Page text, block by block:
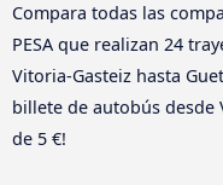
Compara todas las
PESA que realizan 24
Vitoria-Gasteiz hasta
billete de autobús desde
de 5 €!